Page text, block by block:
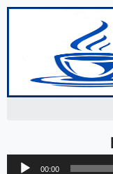
Reproductor
00:00